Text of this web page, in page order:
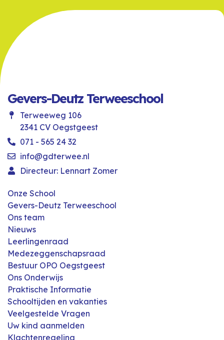
Gevers-Deutz Terweeschool
Terweeweg 106
2341 CV Oegstgeest
071 - 565 24 32
info@gdterwee.nl
Directeur: Lennart Zomer
Onze School
Gevers-Deutz Terweeschool
Ons team
Nieuws
Leerlingenraad
Medezeggenschapsraad
Bestuur OPO Oegstgeest
Ons Onderwijs
Praktische Informatie
Schooltijden en vakanties
Veelgestelde Vragen
Uw kind aanmelden
Klachtenregeling